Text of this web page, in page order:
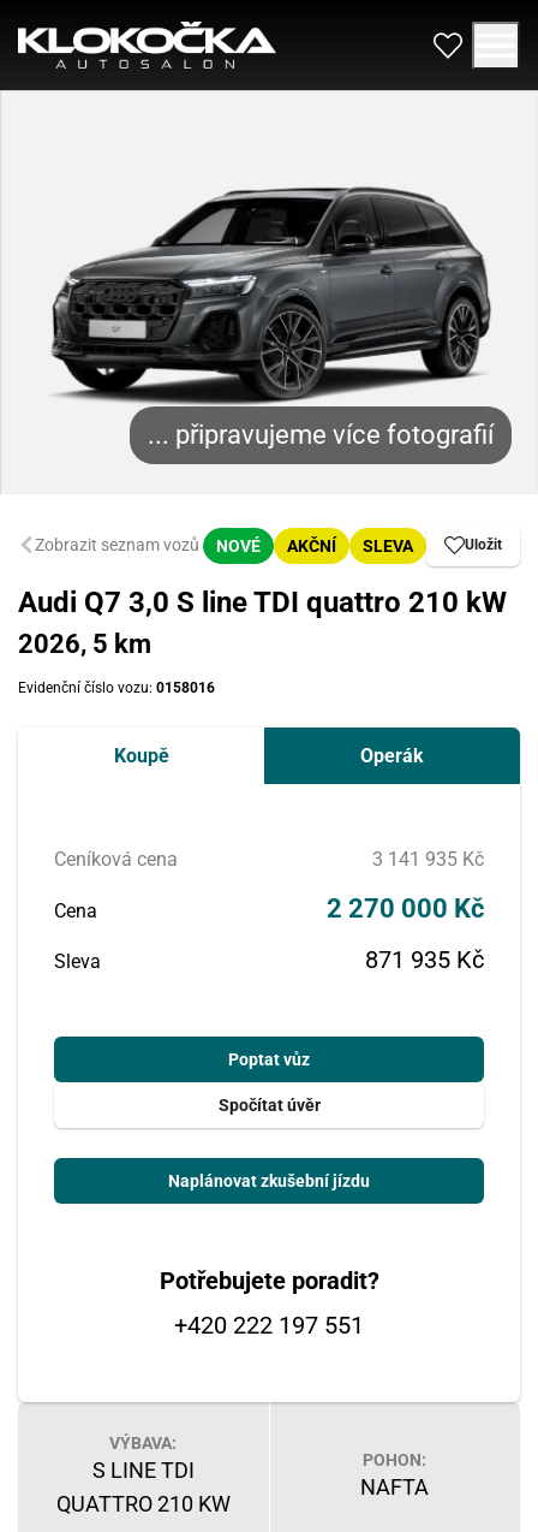
Zobrazit seznam vozů NOVÉ AKČNÍ SLEVA Uložit
Audi Q7 3,0 S line TDI quattro 210 kW
2026, 5 km
Evidenční číslo vozu: 0158016
Koupě Operák
Ceníková cena 3 141 935 Kč
Cena 2 270 000 Kč
Sleva 871 935 Kč
Poptat vůz
Spočítat úvěr
Naplánovat zkušební jízdu
Potřebujete poradit?
+420 222 197 551
VÝBAVA:
S LINE TDI
QUATTRO 210 KW
POHON:
NAFTA